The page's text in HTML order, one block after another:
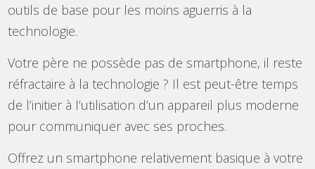
outils de base pour les moins aguerris à la
technologie.
Votre père ne possède pas de smartphone, il reste
réfractaire à la technologie ? Il est peut-être temps
de l’initier à l’utilisation d’un appareil plus moderne
pour communiquer avec ses proches.
Offrez un smartphone relativement basique à votre